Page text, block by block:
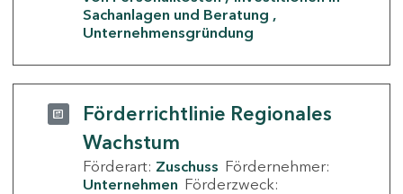
Sachanlagen und Beratung
Unternehmensgründung
Förderrichtlinie Regionales
Wachstum
Förderart: Zuschuss Fördernehmer:
Unternehmen Förderzweck: